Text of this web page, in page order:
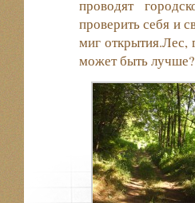
проводят
проверить себя и
миг
может быть лучше?